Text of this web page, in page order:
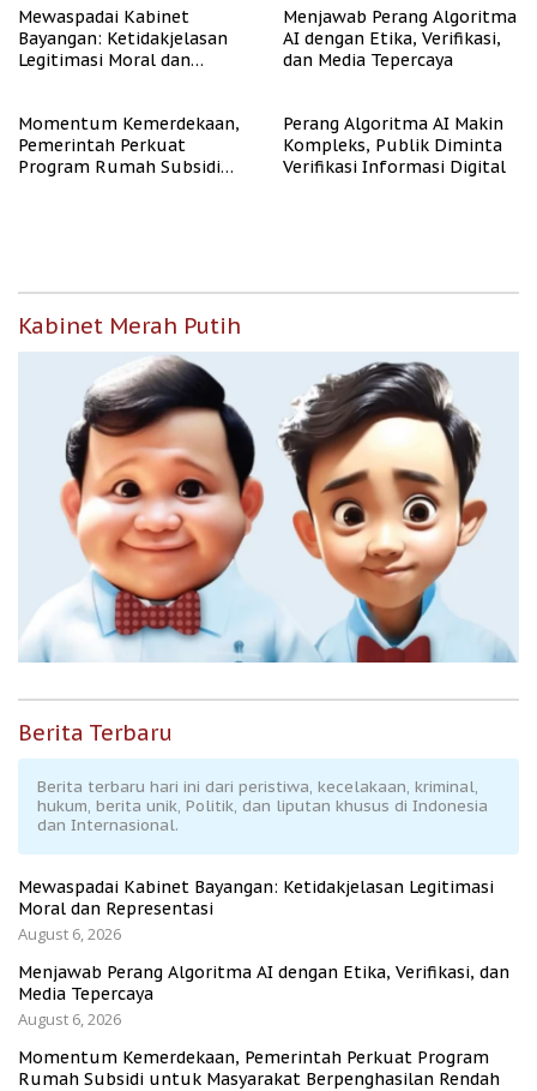
Mewaspadai Kabinet
Bayangan: Ketidakjelasan
Legitimasi Moral dan
Menjawab Perang Algoritma
AI dengan Etika, Verifikasi,
dan Media Tepercaya
Momentum Kemerdekaan,
Pemerintah Perkuat
Program Rumah Subsidi
Perang Algoritma AI Makin
Kompleks, Publik Diminta
Verifikasi Informasi Digital
Kabinet Merah Putih
Berita Terbaru
Berita terbaru hari ini dari peristiwa, kecelakaan, kriminal,
hukum, berita unik, Politik, dan liputan khusus di Indonesia
dan Internasional.
Mewaspadai Kabinet Bayangan: Ketidakjelasan Legitimasi
Moral dan Representasi
August 6, 2026
Menjawab Perang Algoritma AI dengan Etika, Verifikasi, dan
Media Tepercaya
August 6, 2026
Momentum Kemerdekaan, Pemerintah Perkuat Program
Rumah Subsidi untuk Masyarakat Berpenghasilan Rendah